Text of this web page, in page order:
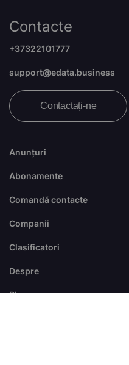
Anunțuri
Abonamente
Comandă contacte
Companii
Clasificatori
Despre
Blog
Contacte
+37322101777
support@edata.business
Contactați-ne